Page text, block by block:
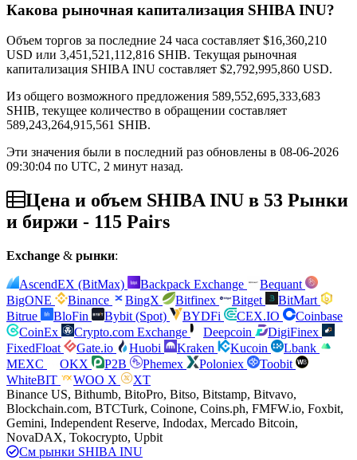
Какова рыночная капитализация SHIBA INU?
Объем торгов за последние 24 часа составляет $16,360,210
USD или 3,451,521,112,816 SHIB. Текущая рыночная
капитализация SHIBA INU составляет $2,792,995,860 USD.
Из общего возможного предложения 589,552,695,333,683
SHIB, текущее количество в обращении составляет
589,243,264,915,561 SHIB.
Эти значения были в последний раз обновлены в 08-06-2026
09:30:04 по UTC, 2 минут назад.
Цена и объем SHIBA INU в 53 Рынки
и биржи - 115 Pairs
Exchange & рынки:
AscendEX (BitMax) Backpack Exchange
Bequant
BigONE
Binance BingX Bitfinex Bitget
BitMart
Bitrue
BloFin Bybit (Spot) BYDFi CEX.IO
Coinbase
CoinEx
Crypto.com Exchange Deepcoin
DigiFinex
FixedFloat
Gate.io Huobi Kraken Kucoin
Lbank
MEXC
OKX P2B Phemex Poloniex
Toobit
WhiteBIT
WOO X
XT
Binance US, Bithumb, BitoPro, Bitso, Bitstamp, Bitvavo,
Blockchain.com, BTCTurk, Coinone, Coins.ph, FMFW.io, Foxbit,
Gemini, Independent Reserve, Indodax, Mercado Bitcoin,
NovaDAX, Tokocrypto, Upbit
См рынки SHIBA INU